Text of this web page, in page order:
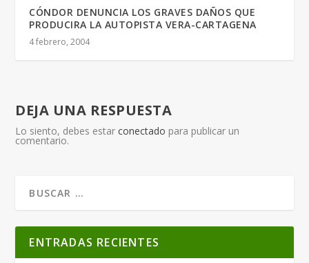
CÓNDOR DENUNCIA LOS GRAVES DAÑOS QUE
PRODUCIRA LA AUTOPISTA VERA-CARTAGENA
4 febrero, 2004
DEJA UNA RESPUESTA
Lo siento, debes estarconectado para publicar un
comentario.
ENTRADAS RECIENTES